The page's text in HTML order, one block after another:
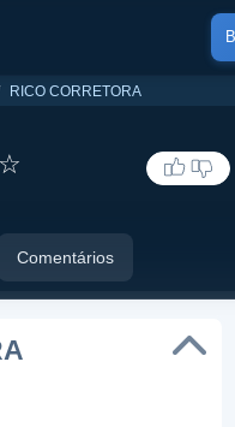
RICO CORRETORA
☆
Comentários